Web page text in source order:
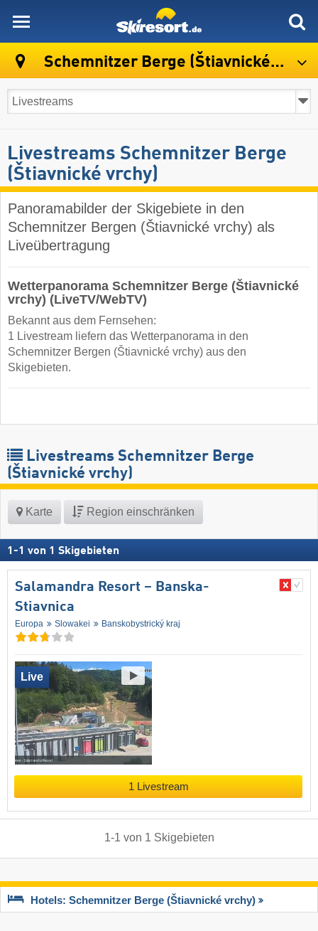
Schemnitzer Berge (Štiavnické vrchy)
Livestreams Schemnitzer Berge
(Štiavnické vrchy)
Panoramabilder der Skigebiete in den
Schemnitzer Bergen (Štiavnické vrchy) als
Liveübertragung
Wetterpanorama Schemnitzer Berge (Štiavnické
vrchy) (LiveTV/WebTV)
Bekannt aus dem Fernsehen:
1 Livestream liefern das Wetterpanorama in den
Schemnitzer Bergen (Štiavnické vrchy) aus den
Skigebieten.
Livestreams Schemnitzer Berge
(Štiavnické vrchy)
Karte Region einschränken
1 -1 von 1 Skigebieten
Salamandra Resort – Banska-
Stiavnica
Europa Slowakei Banskobystrický kraj
Live
1 Livestream
1-1 von 1 Skigebieten
Hotels: Schemnitzer Berge (Štiavnické vrchy)